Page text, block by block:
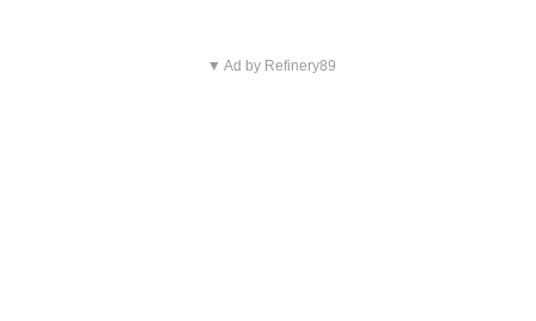
▼ Ad by Refinery89